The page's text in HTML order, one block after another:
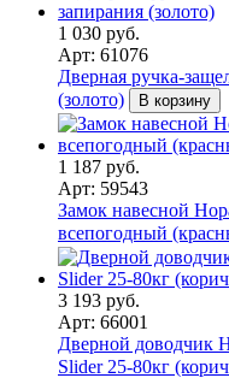
1 030 руб.
Арт: 61076
Дверная ручка-
(золото)
В корзину
1 187 руб.
Арт: 59543
Замок навесной
всепогодный
3 193 руб.
Арт: 66001
Дверной доводчик
Slider 25-80кг